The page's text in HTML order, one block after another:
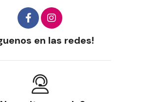
en las redes!